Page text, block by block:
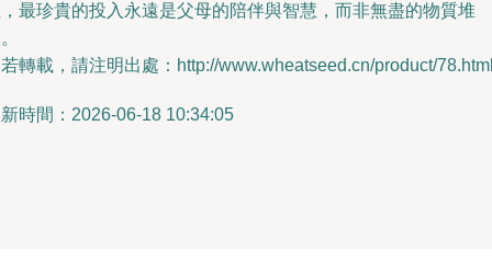
最珍貴的投入永遠是父母的陪伴與智慧，而非無盡的物質堆
轉載，請注明出處：http://www.wheatseed.cn/product/
時間：2026-06-18 10:34:05